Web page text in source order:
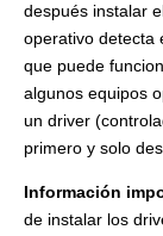
después instalar
operativo detecta
que puede
algunos equipos
un driver
primero y solo
Información
de instalar los